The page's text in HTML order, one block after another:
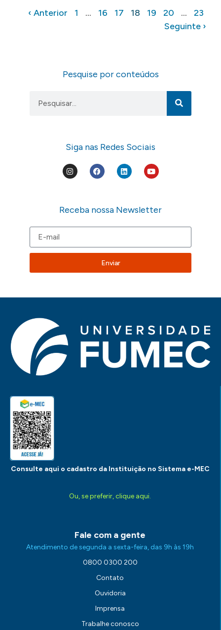
‹ Anterior 1 … 16 17 18 19 20 …
23
Seguinte ›
Pesquise por conteúdos
Siga nas Redes Sociais
Receba nossa Newsletter
Enviar
Consulte aqui o cadastro da Instituição no Sistema e-MEC
Ou, se preferir, clique aqui.
Fale com a gente
Atendimento de segunda a sexta-feira, das 9h às 19h
0800 0300 200
Contato
Ouvidoria
Imprensa
Trabalhe conosco